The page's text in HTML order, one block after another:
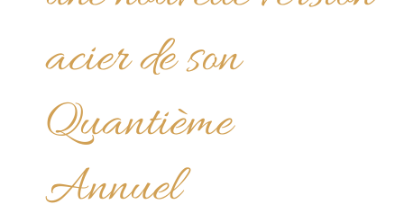
acier de son
Quantième
Annuel